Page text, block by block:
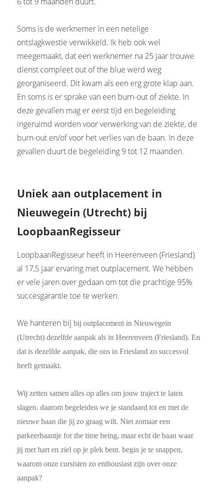
Soms is de werknemer in een netelige
ontslagkwestie verwikkeld. Ik heb ook wel
meegemaakt, dat een werknemer na 25 jaar trouwe
dienst compleet out of the blue werd weg
georganiseerd. Dit kwam als een erg grote klap aan.
En soms is er sprake van een burn-out of ziekte. In
deze gevallen mag er eerst tijd en begeleiding
ingeruimd worden voor verwerking van de ziekte, de
burn-out en/of voor het verlies van de baan. In deze
gevallen duurt de begeleiding 9 tot 12 maanden.
Uniek aan outplacement in
Nieuwegein (Utrecht) bij
LoopbaanRegisseur
LoopbaanRegisseur heeft in Heerenveen (Friesland)
al 17,5 jaar ervaring met outplacement. We hebben
er vele jaren over gedaan om tot die prachtige 95%
succesgarantie toe te werken.
We hanteren bij bij outplacement in Nieuwegein
(Utrecht) dezelfde aanpak als in Heerenveen (Friesland). En
dat is dezelfde aanpak, die ons in Friesland zo succesvol
heeft gemaakt.
Wij zetten samen alles op alles om jouw traject te laten
slagen. daarom begeleiden we je standaard tot en met de
nieuwe baan die jij zo graag wilt. Niet zomaar een
parkeerbaantje for the time being, maar echt de baan waar
jij met hart en ziel op je plek bent. begin je te snappen,
waarom onze cursisten zo enthousiast zijn over onze
aanpak?